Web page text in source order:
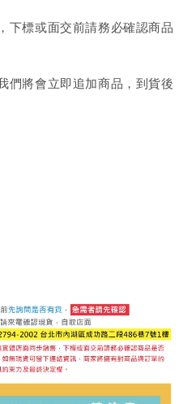
下標或面交前請務必確認商品
們將會立即追加商品，到貨後